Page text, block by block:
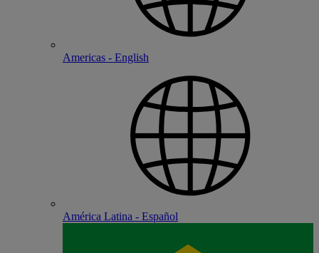
Americas - English
América Latina - Español